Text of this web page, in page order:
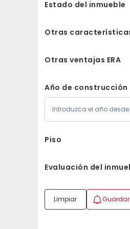
Estado del inmueble
Otras
Otras ventajas ERA
Año de construcción
Piso
Evaluación del
Limpiar